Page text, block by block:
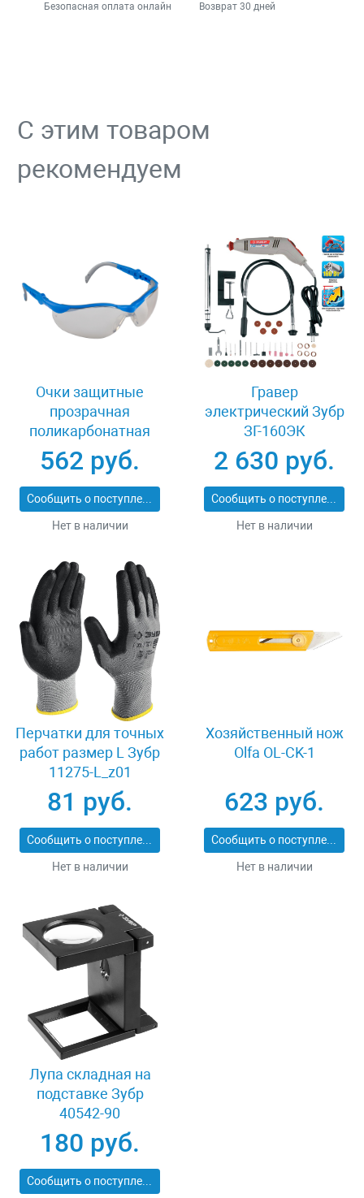
Безопасная оплата онлайн Возврат 30 дней
С этим товаром
рекомендуем
Очки защитные
прозрачная
поликарбонатная
монолинза ЗУБР
ЭКСПЕРТ 110310
562 руб.
Сообщить о поступлении
Нет в наличии
Гравер
электрический Зубр
ЗГ-160ЭК
2 630 руб.
Сообщить о поступлении
Нет в наличии
Перчатки для точных
работ размер L Зубр
11275-L_z01
81 руб.
Сообщить о поступлении
Нет в наличии
Хозяйственный нож
Olfa OL-CK-1
623 руб.
Сообщить о поступлении
Нет в наличии
Лупа складная на
подставке Зубр
40542-90
180 руб.
Сообщить о поступлении